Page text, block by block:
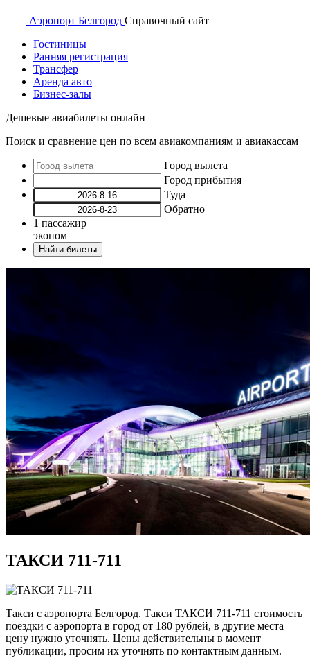
Аэропорт Белгород Справочный сайт
Гостиницы
Ранняя регистрация
Трансфер
Аренда авто
Бизнес-залы
Дешевые авиабилеты онлайн
Поиск и сравнение цен по всем авиакомпаниям и авиакассам
Город вылета
Город прибытия
Туда
Обратно
1 пассажир
эконом
Найти билеты
ТАКСИ 711-711
Такси с аэропорта Белгород. Такси ТАКСИ 711-711 стоимость
поездки с аэропорта в город от 180 рублей, в другие места
цену нужно уточнять. Цены действительны в момент
публикации, просим их уточнять по контактным данным.